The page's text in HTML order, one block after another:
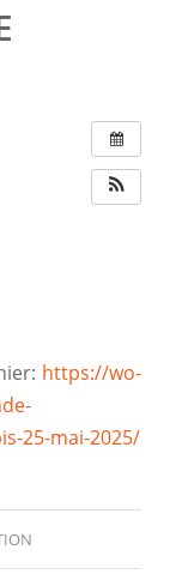
https://wo-
25-mai-2025/